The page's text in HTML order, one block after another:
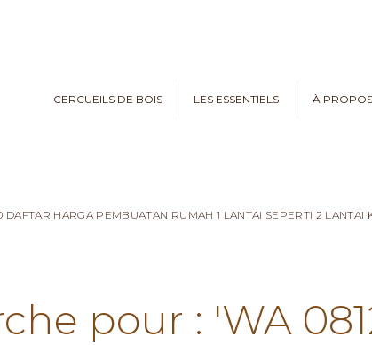
CERCUEILS DE BOIS LES ESSENTIELS À PROPOS
DAFTAR HARGA PEMBUATAN RUMAH 1 LANTAI SEPERTI 2
pour : 'WA